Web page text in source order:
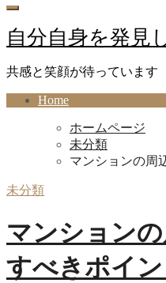
自分自身を発見
共感と笑顔が待っています
Home
ホームページ
未分類
マンションの周
未分類
マンション
すべきポイン